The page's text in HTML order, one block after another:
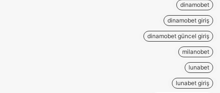
dinamobet
dinamobet giriş
dinamobet güncel giriş
milanobet
lunabet
lunabet giriş